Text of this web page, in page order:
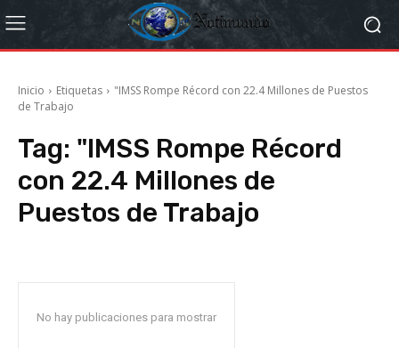
Inicio Etiquetas
"IMSS Rompe Récord con 22.4 Millones de Puestos
de Trabajo
Tag: "IMSS Rompe Récord
con 22.4 Millones de
Puestos de Trabajo
No hay publicaciones para mostrar